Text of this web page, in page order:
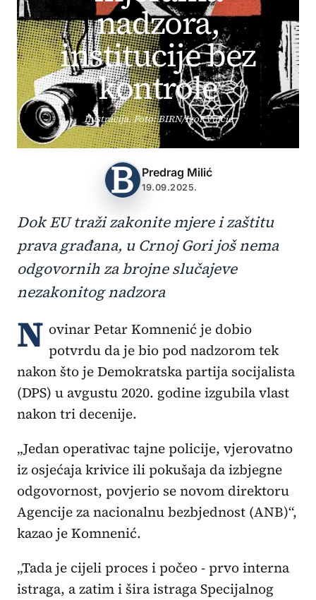
nadzora,
institucije bez
kontrole
Ilustracija. Foto: BIRN/Igor Vujčić
Predrag Milić
19.09.2025.
Dok EU traži zakonite mjere i zaštitu
prava građana, u Crnoj Gori još nema
odgovornih za brojne slučajeve
nezakonitog nadzora
N ovinar Petar Komnenić je dobio
potvrdu da je bio pod nadzorom tek
nakon što je Demokratska partija socijalista
(DPS) u avgustu 2020. godine izgubila vlast
nakon tri decenije.
„Jedan operativac tajne policije, vjerovatno
iz osjećaja krivice ili pokušaja da izbjegne
odgovornost, povjerio se novom direktoru
Agencije za nacionalnu bezbjednost (ANB)“,
kazao je Komnenić.
„Tada je cijeli proces i počeo - prvo interna
istraga, a zatim i šira istraga Specijalnog